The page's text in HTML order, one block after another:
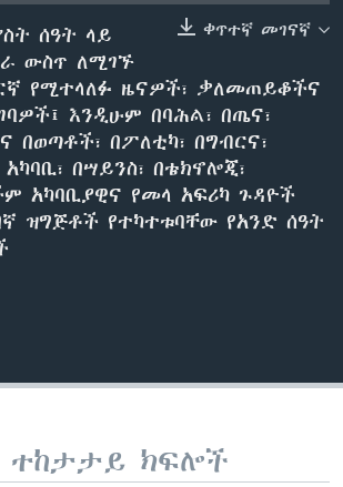
ቀጥተኛ መገናኛ
ሰዓት ላይ
ውስጥ ለሚገኙ
የሚተላለፉ ዜናዎች፣ ቃለመጠይቆችና
እንዲሁም በባሕል፣ በጤና፣
በወጣቶች፣ በፖለቲካ፣ በግብርና፣
በሣይንስ፣ በቴክኖሎጂ፣
አካባቢያዊና የመላ አፍሪካ ጉዳዮች
ዝግጅቶች የተካተቱባቸው የአንድ ሰዓት
ተከታታይ ክፍሎች